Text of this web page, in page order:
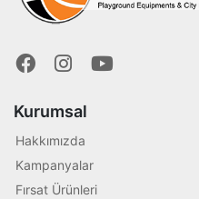
Kurumsal
Hakkımızda
Kampanyalar
Fırsat Ürünleri